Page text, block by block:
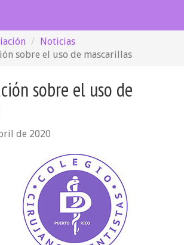
Noticias
sobre el uso de mascarillas
sobre el uso de
de 2020